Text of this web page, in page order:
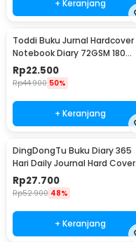
+ Keranjang
Toddi Buku Jurnal Hardcover
Notebook Diary 72GSM 180
Halaman Lined - CW-24
Rp22.500
Rp44.900 50%
+ Keranjang
DingDongTu Buku Diary 365
Hari Daily Journal Hard Cover
128 Lembar - DDT-4083
Rp27.700
Rp52.900 48%
+ Keranjang